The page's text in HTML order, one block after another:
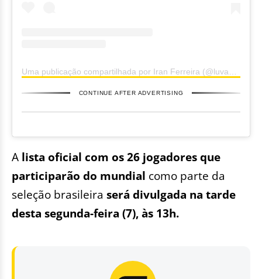
CONTINUE AFTER ADVERTISING
A lista oficial com os 26 jogadores que
participarão do mundial como parte da
seleção brasileira será divulgada na tarde
desta segunda-feira (7), às 13h.